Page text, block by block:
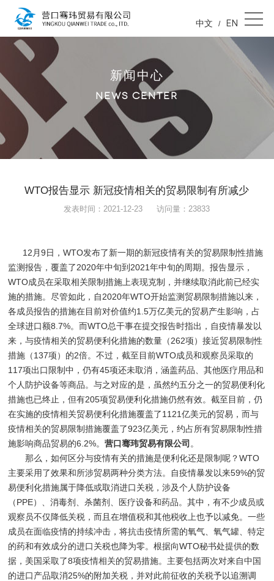
中文 / EN
新闻中心
NEWS CENTER
WTO报告显示 新冠疫情相关的贸易限制有所减少
发表时间：2021-12-23 访问量：23833
12月9日，WTO发布了新一期的新冠疫情有关的贸易限制性措施
监测报告，覆盖了2020年中旬到2021年中旬的周期。报告显示，
WTO成员在采取相关限制措施上表现克制，并继续取消此前已经实
施的措施。尽管如此，自2020年WTO开始监测贸易限制措施以来，
各成员报告的措施在目前对价值约1.5万亿美元的贸易产生影响，占
全球进口额8.7%。而WTO总干事在提交报告时指出，自疫情暴发以
来，与疫情相关的贸易便利化措施的数量（262项）接近贸易限制性
措施（137项）的2倍。不过，截至目前WTO成员和观察员采取的
117项出口限制中，仍有45项还未取消，涵盖药品、其他医疗用品和
个人防护设备等商品。与之对应的是，虽然约五分之一的贸易便利化
措施也已终止，但有205项贸易便利化措施仍然有效。截至目前，仍
在实施的疫情相关贸易便利化措施覆盖了1121亿美元的贸易，而与
疫情相关的贸易限制措施覆盖了923亿美元，约占所有贸易限制性措
施影响商品贸易的6.2%。营口骞玮贸易有限公司 。
那么，如何区分与疫情有关的措施是便利化还是限制呢？WTO
主要采用了效果和所涉贸易两种分类方法。自疫情暴发以来59%的贸
易便利化措施属于降低或取消进口关税，涉及个人防护设备
（PPE）、消毒剂、杀菌剂、医疗设备和药品。其中，有不少成员或
观察员不仅降低关税，而且在增值税和其他税收上也予以减免。一些
成员在面临疫情的持续冲击，将抗击疫情所需的氧气、氧气罐、特定
的药和有效成分的进口关税也降为零。根据向WTO秘书处提供的数
据，美国采取了8项疫情相关的贸易措施。主要包括两次对来自中国
的进口产品取消25%的附加关税，并对此前征收的关税予以追溯调